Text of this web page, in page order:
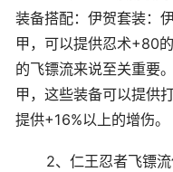
装备搭配：伊贺套装：
甲，可以提供忍术+80
的飞镖流来说至关重要
甲，这些装备可以提供
提供+16%以上的增伤。
2、仁王忍者飞镖